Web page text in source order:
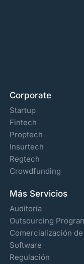
Corporate
Startup
Fintech
Proptech
Insurtech
Regtech
Crowdfunding
Más Servicios
Auditoría
Outsourcing
Comercialización de
Software
Regulación